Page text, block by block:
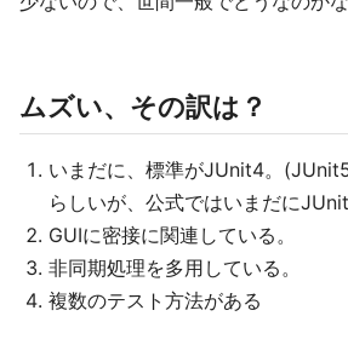
ムズい、その訳は？
いまだに、標準がJUnit4。
らしいが、公式ではいまだに
GUIに密接に関連している。
非同期処理を多用している。
複数のテスト方法がある